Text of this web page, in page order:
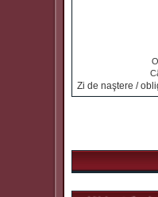
Zi de naştere /